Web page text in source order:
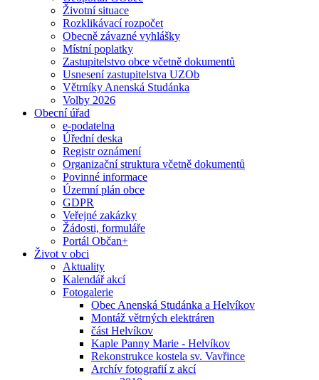
Životní situace
Rozklikávací rozpočet
Obecně závazné vyhlášky
Místní poplatky
Zastupitelstvo obce včetně dokumentů
Usnesení zastupitelstva UZOb
Větrníky Anenská Studánka
Volby 2026
Obecní úřad
e-podatelna
Úřední deska
Registr oznámení
Organizační struktura včetně dokumentů
Povinné informace
Územní plán obce
GDPR
Veřejné zakázky
Žádosti, formuláře
Portál Občan+
Život v obci
Aktuality
Kalendář akcí
Fotogalerie
Obec Anenská Studánka a Helvíkov
Montáž větrných elektráren
část Helvíkov
Kaple Panny Marie - Helvíkov
Rekonstrukce kostela sv. Vavřince
Archív fotografií z akcí